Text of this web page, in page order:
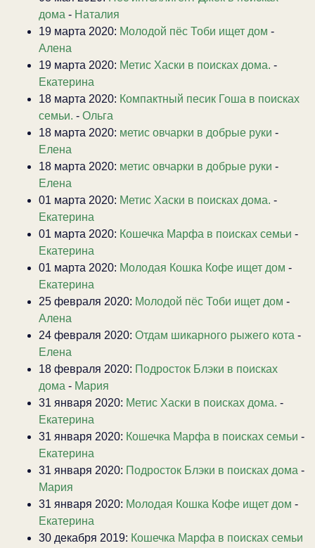
дома - Наталия
19 марта 2020: Молодой пёс Тоби ищет дом -
Алена
19 марта 2020: Метис Хаски в поисках дома. -
Екатерина
18 марта 2020: Компактный песик Гоша в поисках
семьи. - Ольга
18 марта 2020: метис овчарки в добрые руки -
Елена
18 марта 2020: метис овчарки в добрые руки -
Елена
01 марта 2020: Метис Хаски в поисках дома. -
Екатерина
01 марта 2020: Кошечка Марфа в поисках семьи -
Екатерина
01 марта 2020: Молодая Кошка Кофе ищет дом -
Екатерина
25 февраля 2020: Молодой пёс Тоби ищет дом -
Алена
24 февраля 2020: Отдам шикарного рыжего кота -
Елена
18 февраля 2020: Подросток Блэки в поисках
дома - Мария
31 января 2020: Метис Хаски в поисках дома. -
Екатерина
31 января 2020: Кошечка Марфа в поисках семьи -
Екатерина
31 января 2020: Подросток Блэки в поисках дома -
Мария
31 января 2020: Молодая Кошка Кофе ищет дом -
Екатерина
30 декабря 2019: Кошечка Марфа в поисках семьи